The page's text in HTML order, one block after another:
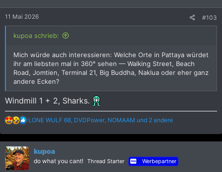
n
:
11 Mai 2026 #103
kupoa schrieb:
Mich würde auch interessieren: Welche Orte in Pattaya würdet
ihr am liebsten mal in 360° sehen — Walking Street, Beach
Road, Jomtien, Terminal 21, Big Buddha, Naklua oder eher ganz
andere Ecken?
Windmill 1 + 2, Sharks.
R
a
k
t
i
o
LONE WULF 68 DVDPower NOMAAM und 2 andere
kupoa
do what you cant! Thread Starter Werbepartner